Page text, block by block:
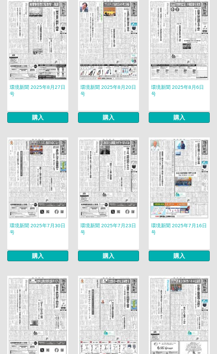
環境新聞 2025年8月27日
号
購入
環境新聞 2025年8月20日
号
購入
環境新聞 2025年8月6日
号
購入
環境新聞 2025年7月30日
号
購入
環境新聞 2025年7月23日
号
購入
環境新聞 2025年7月16日
号
購入